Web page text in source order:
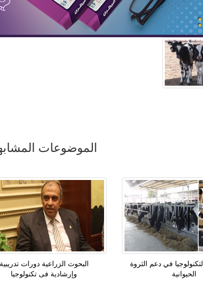
الموضوعات
البحوث الزراعية دورات
وإرشادية فى تكنولوجيا
في دعم الثروة
الحيوانية